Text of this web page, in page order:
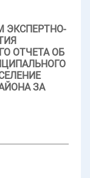
ЭКСПЕРТНО-
ОТЧЕТА ОБ
ЗА